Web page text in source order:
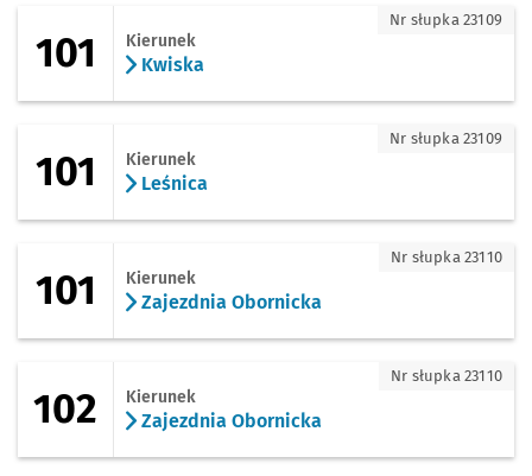
101 Kierunek
Kwiska
Nr słupka 23109
101 Kierunek
Leśnica
Nr słupka 23109
101 - kierunek Zajezdnia Obornicka
101 Kierunek
Zajezdnia Obornicka
Nr słupka 23110
102 - kierunek Zajezdnia Obornicka
102 Kierunek
Zajezdnia Obornicka
Nr słupka 23110